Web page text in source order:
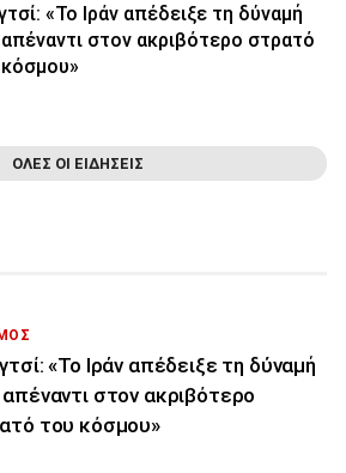
«Το Ιράν απέδειξε τη δύναμή
στον ακριβότερο στρατό
ΟΛΕΣ ΟΙ ΕΙΔΗΣΕΙΣ
«Το Ιράν απέδειξε τη δύναμή
στον ακριβότερο
του κόσμου»